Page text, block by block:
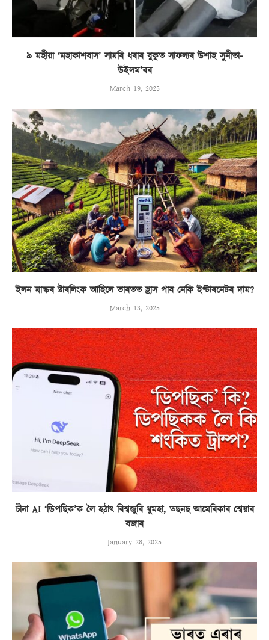
৯ মহীয়া ‘মহাকাশবাস’ সামৰি ধৰাৰ বুকুত সাফল্যৰ উশাহ সুনীতা-
উইলম’ৰৰ
March 19, 2025
ইলন মাস্কৰ ষ্টাৰলিংক আহিলে ভাৰতত হ্ৰাস পাব নেকি ইণ্টাৰনেটৰ দাম?
March 13, 2025
চীনা AI ‘ডিপছিক’ক লৈ হঠাৎ বিশ্বজুৰি ধুমহা, তছনছ আমেৰিকাৰ শ্বেয়াৰ
বজাৰ
January 28, 2025